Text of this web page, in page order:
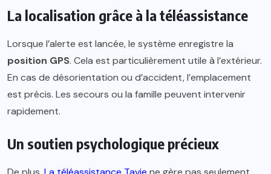
La localisation grâce à la téléassistance
Lorsque l’alerte est lancée, le système enregistre la
position GPS. Cela est particulièrement utile à l’extérieur.
En cas de désorientation ou d’accident, l’emplacement
est précis. Les secours ou la famille peuvent intervenir
rapidement.
Un soutien psychologique précieux